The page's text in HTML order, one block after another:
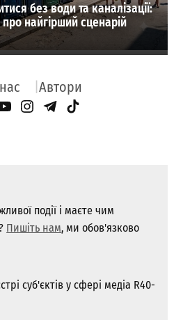
без води та каналізації:
найгірший сценарій
Автори
Page
YouTube
Instagram
Telegram
TikTok
​​події і маєте чим
Пишіть нам, ми обов'язково
суб'єктів у сфері медіа R40-